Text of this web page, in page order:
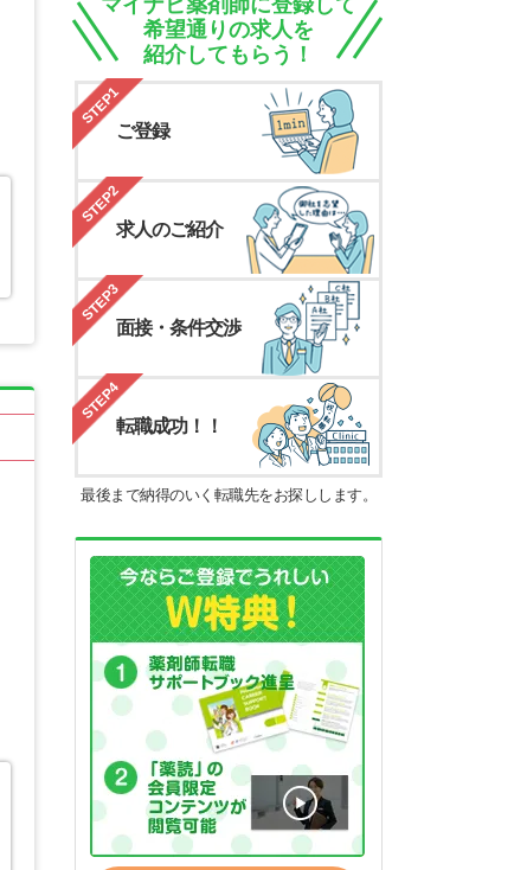
希望通りの求人を
紹介してもらう！
STEP1
ご登録
STEP2
求人のご紹介
STEP3
面接・条件交渉
STEP4
転職成功！！
最後まで納得のいく転職先をお探しします。